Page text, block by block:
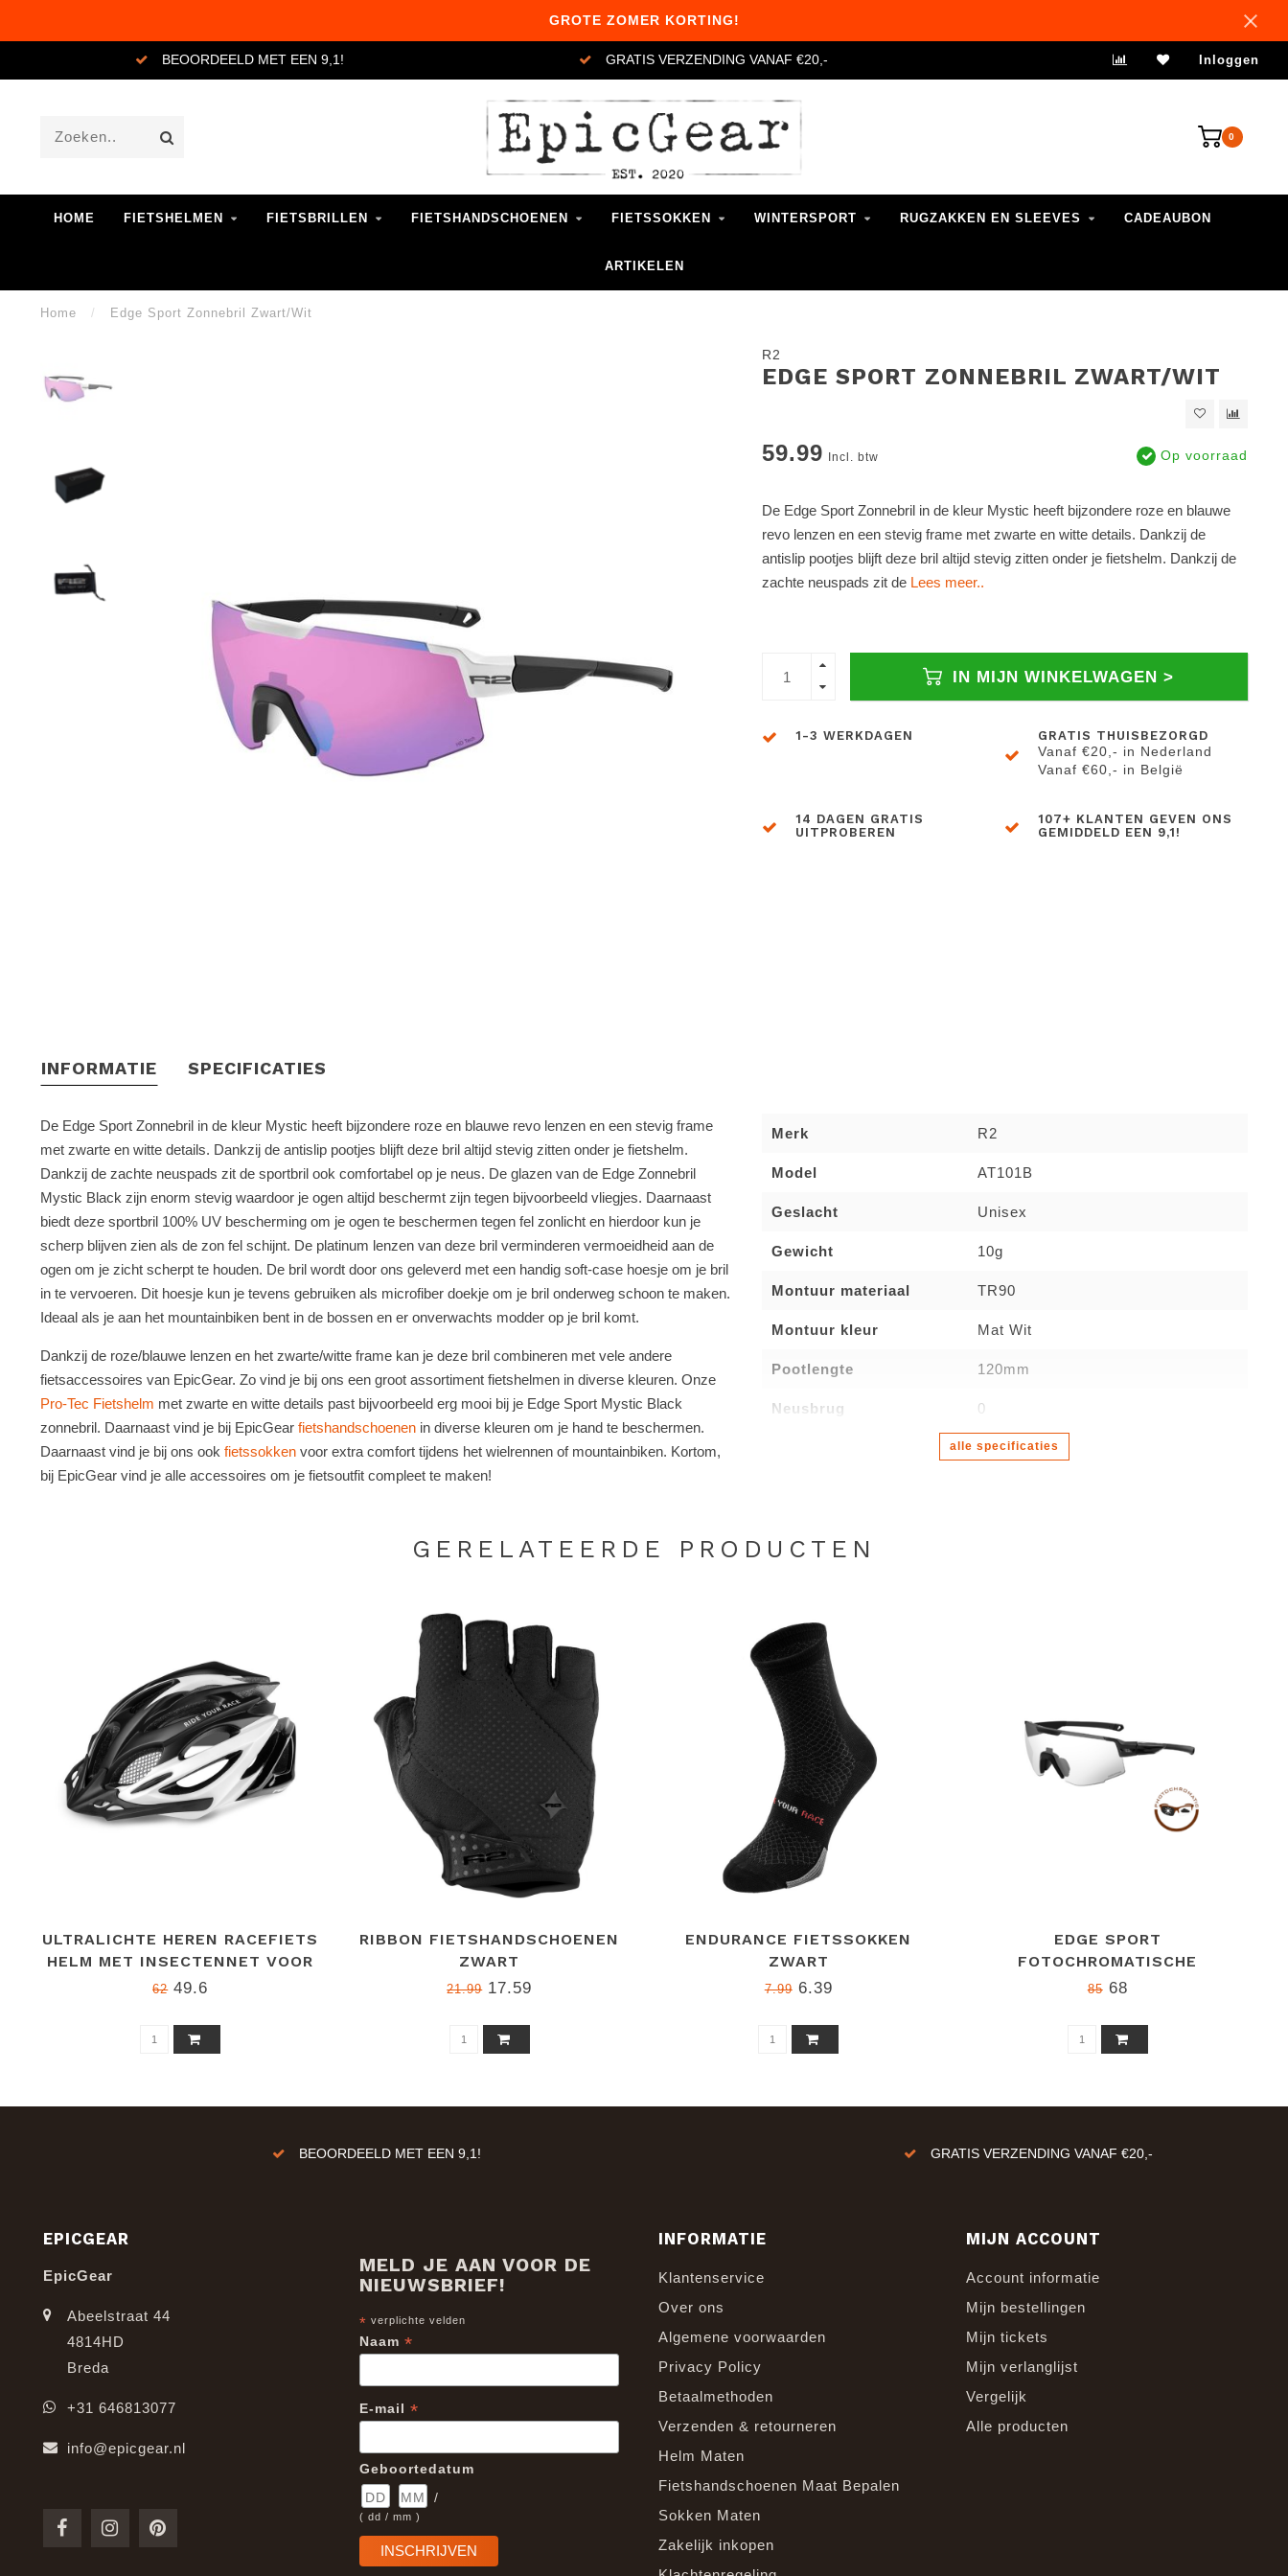
GROTE ZOMER KORTING!
BEOORDEELD MET EEN 9,1! GRATIS VERZENDING VANAF €20,- VERZENDING 1-3 WERKDAGEN
Inloggen
0
HOME FIETSHELMEN FIETSBRILLEN FIETSHANDSCHOENEN FIETSSOKKEN WINTERSPORT RUGZAKKEN EN SLEEVES CADEAUBON
ARTIKELEN
Home / Edge Sport Zonnebril Zwart/Wit
R2
EDGE SPORT ZONNEBRIL ZWART/WIT
59.99 Incl. btw Op voorraad
De Edge Sport Zonnebril in de kleur Mystic heeft bijzondere roze en blauwe
revo lenzen en een stevig frame met zwarte en witte details. Dankzij de
antislip pootjes blijft deze bril altijd stevig zitten onder je fietshelm. Dankzij de
zachte neuspads zit de Lees meer..
IN MIJN WINKELWAGEN >
1-3 WERKDAGEN
GRATIS THUISBEZORGD
Vanaf €20,- in Nederland
Vanaf €60,- in België
14 DAGEN GRATIS
UITPROBEREN
107+ KLANTEN GEVEN ONS
GEMIDDELD EEN 9,1!
INFORMATIE SPECIFICATIES
De Edge Sport Zonnebril in de kleur Mystic heeft bijzondere roze en blauwe revo lenzen en een stevig frame
met zwarte en witte details. Dankzij de antislip pootjes blijft deze bril altijd stevig zitten onder je fietshelm.
Dankzij de zachte neuspads zit de sportbril ook comfortabel op je neus. De glazen van de Edge Zonnebril
Mystic Black zijn enorm stevig waardoor je ogen altijd beschermt zijn tegen bijvoorbeeld vliegjes. Daarnaast
biedt deze sportbril 100% UV bescherming om je ogen te beschermen tegen fel zonlicht en hierdoor kun je
scherp blijven zien als de zon fel schijnt. De platinum lenzen van deze bril verminderen vermoeidheid aan de
ogen om je zicht scherpt te houden. De bril wordt door ons geleverd met een handig soft-case hoesje om je bril
in te vervoeren. Dit hoesje kun je tevens gebruiken als microfiber doekje om je bril onderweg schoon te maken.
Ideaal als je aan het mountainbiken bent in de bossen en er onverwachts modder op je bril komt.
Dankzij de roze/blauwe lenzen en het zwarte/witte frame kan je deze bril combineren met vele andere
fietsaccessoires van EpicGear. Zo vind je bij ons een groot assortiment fietshelmen in diverse kleuren. Onze
Pro-Tec Fietshelm met zwarte en witte details past bijvoorbeeld erg mooi bij je Edge Sport Mystic Black
zonnebril. Daarnaast vind je bij EpicGear fietshandschoenen in diverse kleuren om je hand te beschermen.
Daarnaast vind je bij ons ook fietssokken voor extra comfort tijdens het wielrennen of mountainbiken. Kortom,
bij EpicGear vind je alle accessoires om je fietsoutfit compleet te maken!
Merk R2
Model AT101B
Geslacht Unisex
Gewicht 10g
Montuur materiaal TR90
Montuur kleur Mat Wit
Pootlengte 120mm
Neusbrug 0
alle specificaties
GERELATEERDE PRODUCTEN
ULTRALICHTE HEREN RACEFIETS
HELM MET INSECTENNET VOOR
WIELRENNERS - WIT/ZWARTE
UITSTEKENDE VENTILATIE, EN
1078, VERSTELBAAR
6249.6
RIBBON FIETSHANDSCHOENEN
ZWART
21.9917.59
ENDURANCE FIETSSOKKEN
ZWART
7.996.39
EDGE SPORT
FOTOCHROMATISCHE
FIETSZONNEBRIL ZWART
8568
BEOORDEELD MET EEN 9,1! GRATIS VERZENDING VANAF €20,-
EPICGEAR
EpicGear
Abeelstraat 44
4814HD
Breda
+31 646813077
info@epicgear.nl
MELD JE AAN VOOR DE
NIEUWSBRIEF!
* verplichte velden
Naam *
E-mail *
Geboortedatum
/
( dd / mm )
INFORMATIE
Klantenservice
Over ons
Algemene voorwaarden
Privacy Policy
Betaalmethoden
Verzenden & retourneren
Helm Maten
Fietshandschoenen Maat Bepalen
Sokken Maten
Zakelijk inkopen
MIJN ACCOUNT
Account informatie
Mijn bestellingen
Mijn tickets
Mijn verlanglijst
Vergelijk
Alle producten